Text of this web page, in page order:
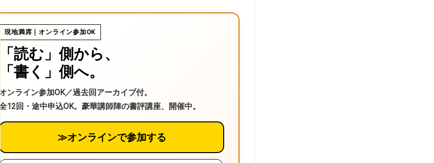
現地満席｜オンライン参加OK
「読む」側から、
「書く」側へ。
オンライン参加OK／過去回アーカイブ付。
全12回・途中申込OK。豪華講師陣の書評講座、開催中。
≫オンラインで参加する